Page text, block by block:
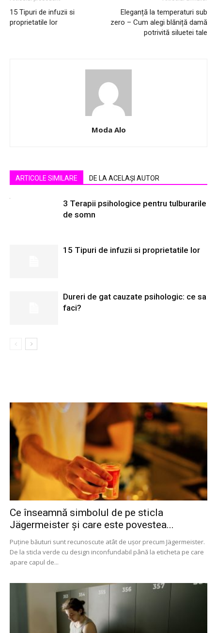
15 Tipuri de infuzii si
proprietatile lor
Eleganță la temperaturi sub
zero – Cum alegi blăniță damă
potrivită siluetei tale
Moda Alo
ARTICOLE SIMILARE DE LA ACELAȘI AUTOR
3 Terapii psihologice pentru tulburarile
de somn
15 Tipuri de infuzii si proprietatile lor
Dureri de gat cauzate psihologic: ce sa
faci?
Ce înseamnă simbolul de pe sticla
Jägermeister și care este povestea...
Puține băuturi sunt recunoscute atât de ușor precum Jägermeister.
De la sticla verde cu design inconfundabil până la eticheta pe care
apare capul de...